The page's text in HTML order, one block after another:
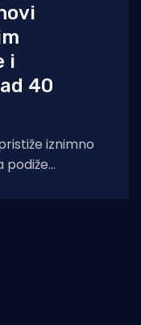
i
40
iznimno
podiže